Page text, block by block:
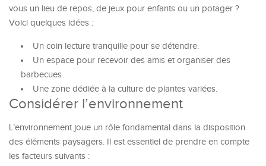
vous un lieu de repos, de jeux pour enfants ou un potager ?
Voici quelques idées :
Un coin lecture tranquille pour se détendre.
Un espace pour recevoir des amis et organiser des
barbecues.
Une zone dédiée à la culture de plantes variées.
Considérer l’environnement
L’environnement joue un rôle fondamental dans la disposition
des éléments paysagers. Il est essentiel de prendre en compte
les facteurs suivants :